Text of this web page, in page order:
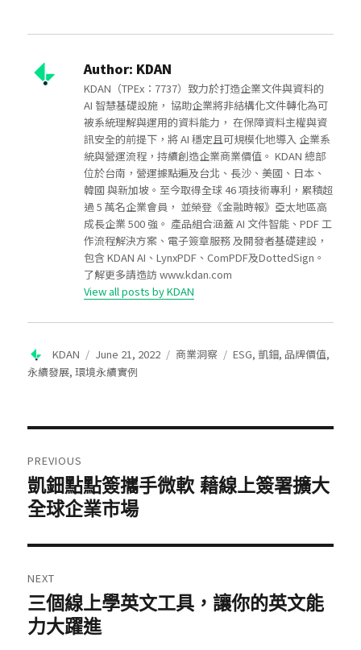
Author: KDAN
KDAN（TPEx：7737）致力於打造企業文件與資料的
AI 智慧基礎設施， 協助企業將非結構化文件轉化為可
被系統理解與運用的資料能力， 在保障資料主權與資
訊安全的前提下，將 AI 穩定且可規模化地導入 企業系
統與營運流程，持續創造企業商業價值。 KDAN 總部
位於台南，營運據點遍及台北、長沙、美國、日本、
韓國 與新加坡。至今取得全球 46 項技術專利，累積超
過 5 萬名企業會員， 並榮登《金融時報》亞太地區高
成長企業 500 強。 產品組合涵蓋 AI 文件智能、PDF 工
作流程解決方案、電子簽章服務 及開發者基礎建設，
包含 KDAN AI、LynxPDF、ComPDF及DottedSign。
了解更多請造訪 www.kdan.com
View all posts by KDAN
Author
KDAN
Posted
on
June 21, 2022 Categories
商業洞察 Tags
ESG, 凱鈿, 品牌價值,
永續發展,環境永續實例
Post
navigation
PREVIOUS
Previous
post:
凱鈿點點簽攜手微軟 藉線上簽署擴大
全球企業市場
NEXT
Next
post:
三個線上學英文工具，讓你的英文能
力大躍進